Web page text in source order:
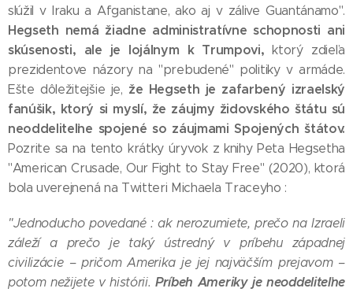
slúžil v Iraku a Afganistane, ako aj v zálive Guantánamo".
Hegseth nemá žiadne administratívne schopnosti ani
skúsenosti, ale je lojálnym k Trumpovi,ktorý zdieľa
prezidentove názory na "prebudené" politiky v armáde.
Ešte dôležitejšie je, že Hegseth je zafarbený izraelský
fanúšik, ktorý si myslí, že záujmy židovského štátu sú
neoddeliteľne spojené so záujmami Spojených štátov.
Pozrite sa na tento krátky úryvok z knihy Peta Hegsetha
"American Crusade, Our Fight to Stay Free" (2020), ktorá
bola uverejnená na Twitteri Michaela Traceyho :
"Jednoducho povedané : ak nerozumiete, prečo na Izraeli
záleží a prečo je taký ústredný v príbehu západnej
civilizácie – pričom Amerika je jej najväčším prejavom –
potom nežijete v histórii.Príbeh Ameriky je neoddeliteľne